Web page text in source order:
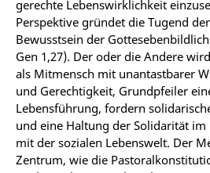
gerechte Lebenswirklichkeit
Perspektive gründet die Tugend
Bewusstsein der
Gen 1,27). Der oder die Andere wird
als Mitmensch mit unantastbarer
und Gerechtigkeit, Grundpfeiler
Lebensführung, fordern
und eine Haltung der Solidarität im
mit der sozialen Lebenswelt. Der
Zentrum, wie die